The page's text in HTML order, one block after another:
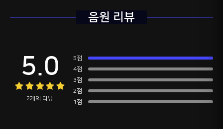
음원 리뷰
5.0
2개의 리뷰
5점
4점
3점
2점
1점